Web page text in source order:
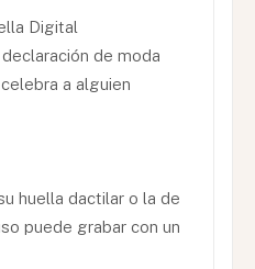
Digital
de moda
a alguien
huella dactilar o la de
puede grabar con un